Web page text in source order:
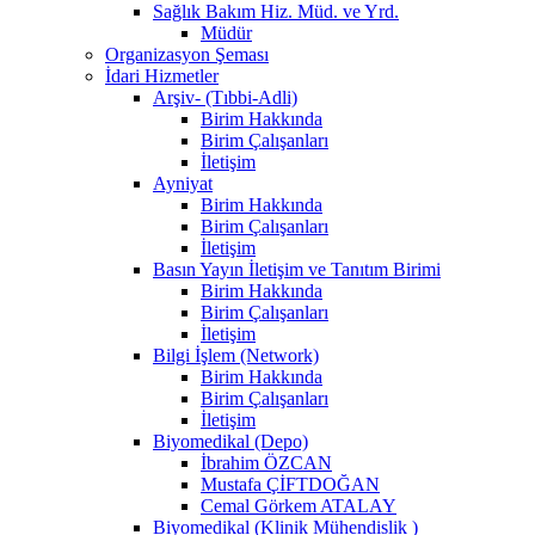
Sağlık Bakım Hiz. Müd. ve Yrd.
Müdür
Organizasyon Şeması
İdari Hizmetler
Arşiv- (Tıbbi-Adli)
Birim Hakkında
Birim Çalışanları
İletişim
Ayniyat
Birim Hakkında
Birim Çalışanları
İletişim
Basın Yayın İletişim ve Tanıtım Birimi
Birim Hakkında
Birim Çalışanları
İletişim
Bilgi İşlem (Network)
Birim Hakkında
Birim Çalışanları
İletişim
Biyomedikal (Depo)
İbrahim ÖZCAN
Mustafa ÇİFTDOĞAN
Cemal Görkem ATALAY
Biyomedikal (Klinik Mühendislik )